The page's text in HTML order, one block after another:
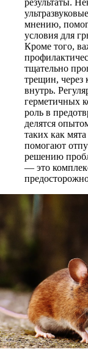
результаты.
мнению,
условия для
Кроме того,
тщательно
трещин,
внутрь.
герметичных
роль в
делятся
таких как
помогают
решению
— это